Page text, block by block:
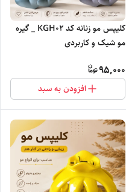
کلیپس مو زنانه کد KGH02 _ گیره
مو شیک و کاربردی
95,000
افزودن به سبد